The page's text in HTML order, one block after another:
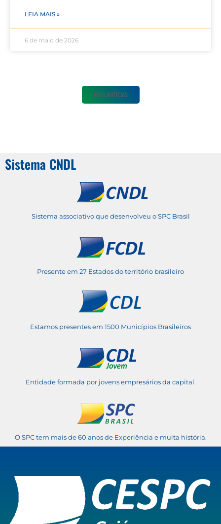
LEIA MAIS »
6 de maio de 2026
MAIS NOTÍCIAS
Sistema CNDL
Sistema associativo que desenvolveu o SPC Brasil
Presente em 27 Estados do território brasileiro
Estamos presentes em 1500 Municípios Brasileiros
Entidade formada por jovens empresários da capital.
O SPC tem mais de 60 anos de Experiência e muita história.